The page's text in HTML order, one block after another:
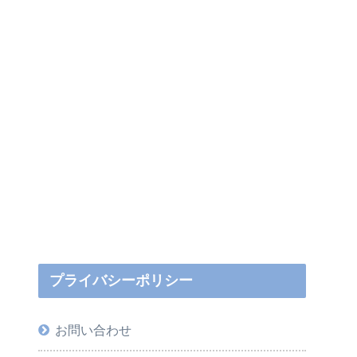
プライバシーポリシー
お問い合わせ